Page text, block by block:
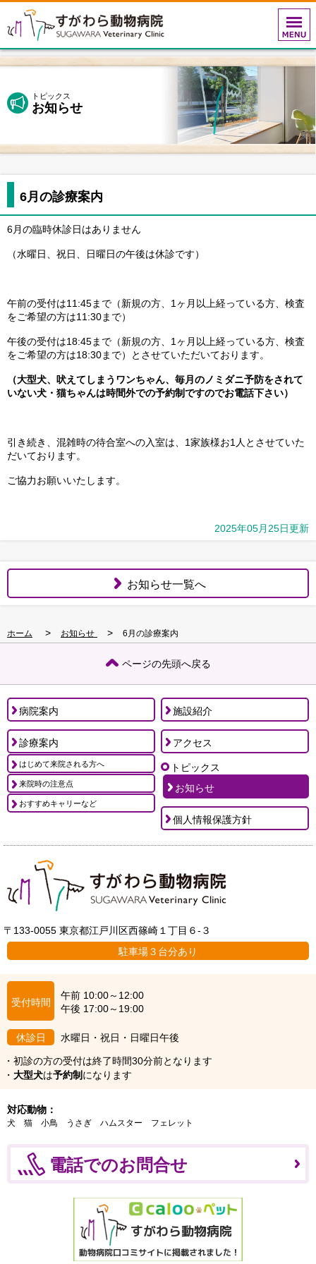
トピックス
お知らせ
6月の診療案内
6月の臨時休診日はありません
（水曜日、祝日、日曜日の午後は休診です）
午前の受付は11:45まで（新規の方、1ヶ月以上経っている方、検査
をご希望の方は11:30まで）
午後の受付は18:45まで（新規の方、1ヶ月以上経っている方、検査
をご希望の方は18:30まで）とさせていただいております。
（大型犬、吠えてしまうワンちゃん、毎月のノミダニ予防をされて
いない犬・猫ちゃんは時間外での予約制ですのでお電話下さい）
引き続き、混雑時の待合室への入室は、1家族様お1人とさせていた
だいております。
ご協力お願いいたします。
2025年05月25日更新
お知らせ一覧へ
ホーム > お知らせ > 6月の診療案内
ページの先頭へ戻る
病院案内
診療案内
はじめて来院される方へ
来院時の注意点
おすすめキャリーなど
施設紹介
アクセス
トピックス
お知らせ
個人情報保護方針
〒133-0055 東京都江戸川区西篠崎１丁目６-３
駐車場３台分あり
受付時間
午前 10:00～12:00
午後 17:00～19:00
休診日 水曜日・祝日・日曜日午後
・初診の方の受付は終了時間30分前となります
・ 大型犬は予約制 になります
対応動物：
犬 猫 小鳥 うさぎ ハムスター フェレット
電話でのお問合せ